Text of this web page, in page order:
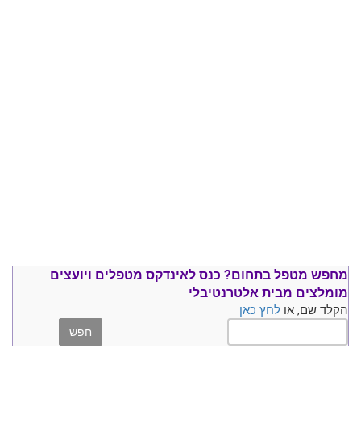
מחפש מטפל בתחום? כנס לאינדקס מטפלים ויועצים
מומלצים מבית אלטרנטיבלי
הקלד שם, או לחץ כאן